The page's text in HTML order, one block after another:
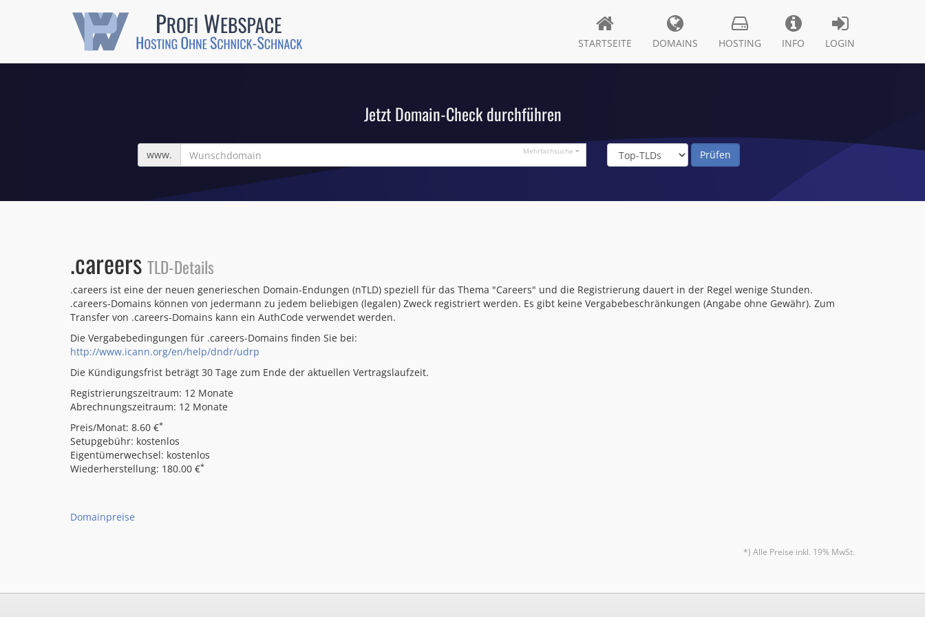
STARTSEITE DOMAINS HOSTING INFO LOGIN
Jetzt Domain-Check durchführen
Wunschdomain
www. Mehrfachsuche
.careers TLD-Details
.careers ist eine der neuen generieschen Domain-Endungen (nTLD) speziell für das Thema "Careers" und die Registrierung dauert in der Regel wenige Stunden.
.careers-Domains können von jedermann zu jedem beliebigen (legalen) Zweck registriert werden. Es gibt keine Vergabebeschränkungen (Angabe ohne Gewähr). Zum
Transfer von .careers-Domains kann ein AuthCode verwendet werden.
Die Vergabebedingungen für .careers-Domains finden Sie bei:
http://www.icann.org/en/help/dndr/udrp
Die Kündigungsfrist beträgt 30 Tage zum Ende der aktuellen Vertragslaufzeit.
Registrierungszeitraum: 12 Monate
Abrechnungszeitraum: 12 Monate
Preis/Monat: 8.60 €*
Setupgebühr: kostenlos
Eigentümerwechsel: kostenlos
Wiederherstellung: 180.00 €*
Domainpreise
*) Alle Preise inkl. 19% MwSt.